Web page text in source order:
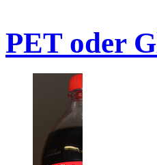
PET oder